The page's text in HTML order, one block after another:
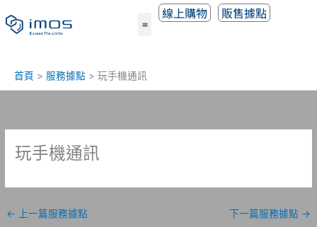
至
線上購物 販售據點
首頁 服務據點 玩手機通訊
玩手機通訊
← 上一篇服務據點 下一篇服務據點 →